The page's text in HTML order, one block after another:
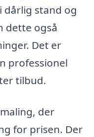
dårlig stand og
dette også
Det er
professionel
tilbud.
der
for prisen. Der